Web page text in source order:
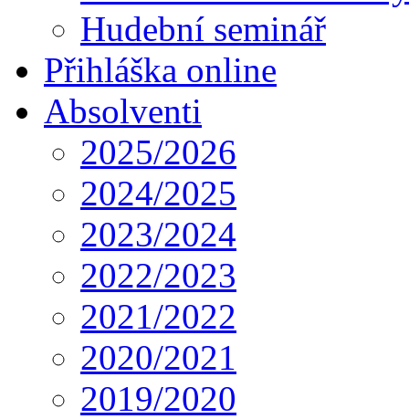
Hudební seminář
Přihláška online
Absolventi
2025/2026
2024/2025
2023/2024
2022/2023
2021/2022
2020/2021
2019/2020